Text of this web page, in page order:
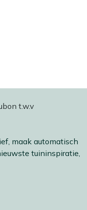
maak automatisch
tuininspiratie,